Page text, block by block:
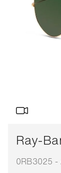
Ray-
0RB3025 -